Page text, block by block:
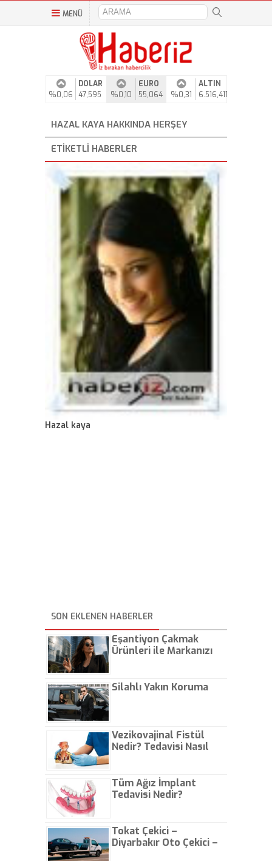
MENÜ
%0,06
DOLAR
47,595
%0,10
EURO
55,064
%0,31
ALTIN
6.516,411
HAZAL KAYA HAKKINDA HERŞEY
ETIKETLI HABERLER
Hazal kaya
SON EKLENEN HABERLER
Eşantiyon Çakmak
Ürünleri ile Markanızı
Silahlı Yakın Koruma
Vezikovajinal Fistül
Nedir? Tedavisi Nasıl
Tüm Ağız İmplant
Tedavisi Nedir?
Tokat Çekici –
Diyarbakır Oto Çekici –